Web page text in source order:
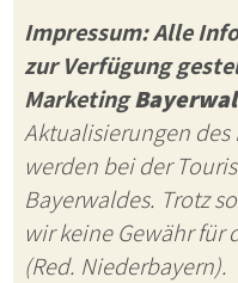
Impressum: Alle
zur Verfügung
Marketing
Aktualisierungen
werden bei der
Bayerwaldes. Trotz
wir keine Gewähr
(Red. Niederbayern).